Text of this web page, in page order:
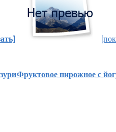
Фруктовое пирожное с